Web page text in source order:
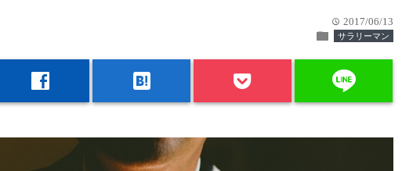
time 2017/06/13
folder サラリーマン
facebook hatenabookmark line